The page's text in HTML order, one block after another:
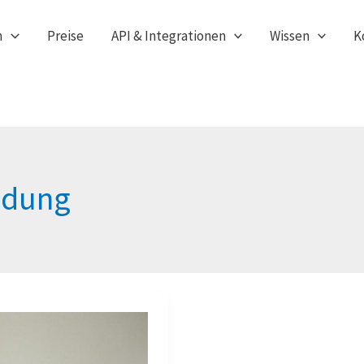
Preise API & Integrationen Wissen